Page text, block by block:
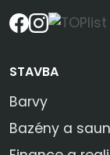
STAVBA
Barvy
Bazény a